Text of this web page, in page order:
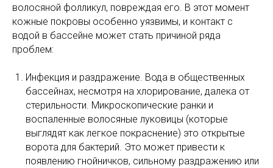
волосяной фолликул, повреждая его. В этот момент
кожные покровы особенно уязвимы, и контакт с
водой в бассейне может стать причиной ряда
проблем:
Инфекция и раздражение. Вода в общественных
бассейнах, несмотря на хлорирование, далека от
стерильности. Микроскопические ранки и
воспаленные волосяные луковицы (которые
выглядят как легкое покраснение) это открытые
ворота для бактерий. Это может привести к
появлению гнойничков, сильному раздражению или